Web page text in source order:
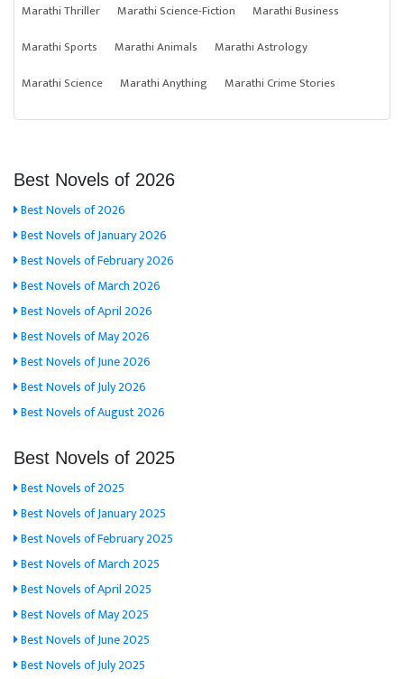
Marathi Thriller
Marathi Science-Fiction
Marathi Business
Marathi Sports
Marathi Animals
Marathi Astrology
Marathi Science
Marathi Anything Marathi Crime Stories
Best Novels of 2026
Best Novels of 2026
Best Novels of January 2026
Best Novels of February 2026
Best Novels of March 2026
Best Novels of April 2026
Best Novels of May 2026
Best Novels of June 2026
Best Novels of July 2026
Best Novels of August 2026
Best Novels of 2025
Best Novels of 2025
Best Novels of January 2025
Best Novels of February 2025
Best Novels of March 2025
Best Novels of April 2025
Best Novels of May 2025
Best Novels of June 2025
Best Novels of July 2025